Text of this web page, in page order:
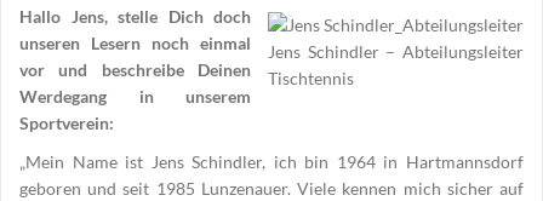
Jens Schindler – Abteilungsleiter
Tischtennis
Hallo Jens, stelle Dich doch
unseren Lesern noch einmal
vor und beschreibe Deinen
Werdegang in unserem
Sportverein:
„Mein Name ist Jens Schindler, ich bin 1964 in Hartmannsdorf
geboren und seit 1985 Lunzenauer. Viele kennen mich sicher auf